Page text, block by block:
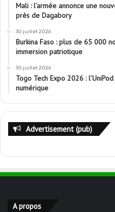
Mali : l’armée annonce une
près de Dagabory
30 juillet 2026
Burkina Faso : plus de 65 000
immersion patriotique
30 juillet 2026
Togo Tech Expo 2026 :
numérique
Advertisement (pub)
A propos